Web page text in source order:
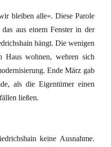
bleiben alle«. Diese Parole
aus einem Fenster in der
hängt. Die wenigen
Haus wohnen, wehren sich
Ende März gab
als die Eigentümer einen
ließen.
keine Ausnahme.